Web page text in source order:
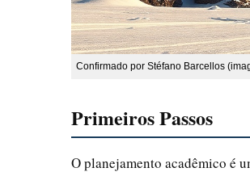
Confirmado por Stéfano Barcellos
Primeiros Passos
O planejamento acadêmico é